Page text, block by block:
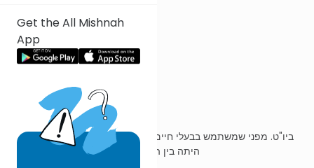
Get the All Mishnah
App
ר' עובדיה מברטנורא
יוסי בן יועזר אומר שלא לסמוך
ביו"ט. מפני שמשתמש בבעלי חיים, שבכל כחו הוא סומך. וזו המחלוקת
היתה בין הנשיאים ובין אבות ב"ד, דור אחר דור